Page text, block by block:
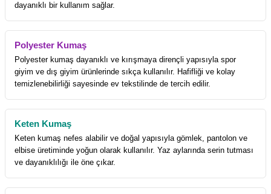
dayanıklı bir kullanım sağlar.
Polyester Kumaş
Polyester kumaş dayanıklı ve kırışmaya dirençli yapısıyla spor
giyim ve dış giyim ürünlerinde sıkça kullanılır. Hafifliği ve kolay
temizlenebilirliği sayesinde ev tekstilinde de tercih edilir.
Keten Kumaş
Keten kumaş nefes alabilir ve doğal yapısıyla gömlek, pantolon ve
elbise üretiminde yoğun olarak kullanılır. Yaz aylarında serin tutması
ve dayanıklılığı ile öne çıkar.